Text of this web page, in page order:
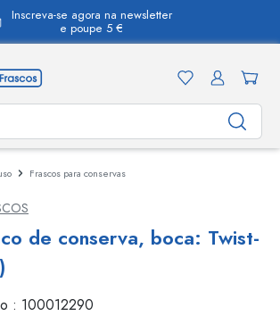
Inscreva-se agora na newsletter
e poupe 5 €
Frascos para conservas
de conserva, boca: Twist-
: 100012290